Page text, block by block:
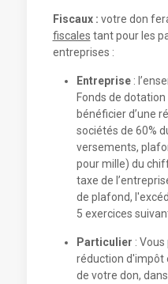
Fiscaux : votre don
fiscales tant pour les
entreprises :
Entreprise:
Fonds de
bénéficier d’une
sociétés de 60%
versements,
pour mille) du
taxe de
de plafond,
5 exercices
Particulier :
réduction d'impôt
de votre don,